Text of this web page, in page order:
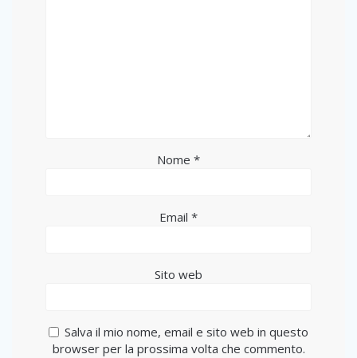
Nome *
Email *
Sito web
Salva il mio nome, email e sito web in questo
browser per la prossima volta che commento.